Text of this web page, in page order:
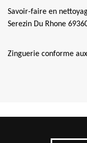
Savoir-faire en
Serezin Du Rhone
Zinguerie conforme